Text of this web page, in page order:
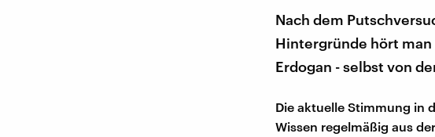
Nach dem
Hintergründe hört
Erdogan - selbst von
Die aktuelle Stimmung in
Wissen regelmäßig aus